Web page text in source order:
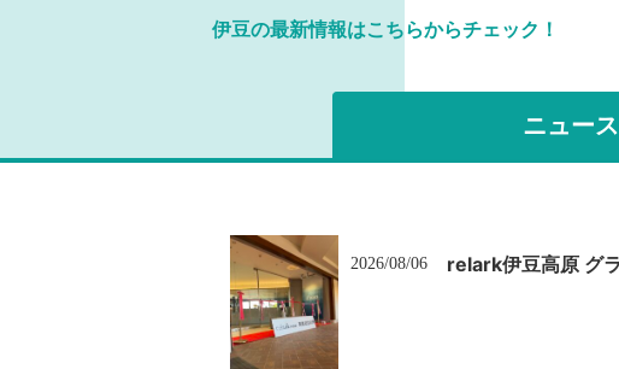
伊豆の最新情報はこちらからチェック！
ニュース
2026/08/06